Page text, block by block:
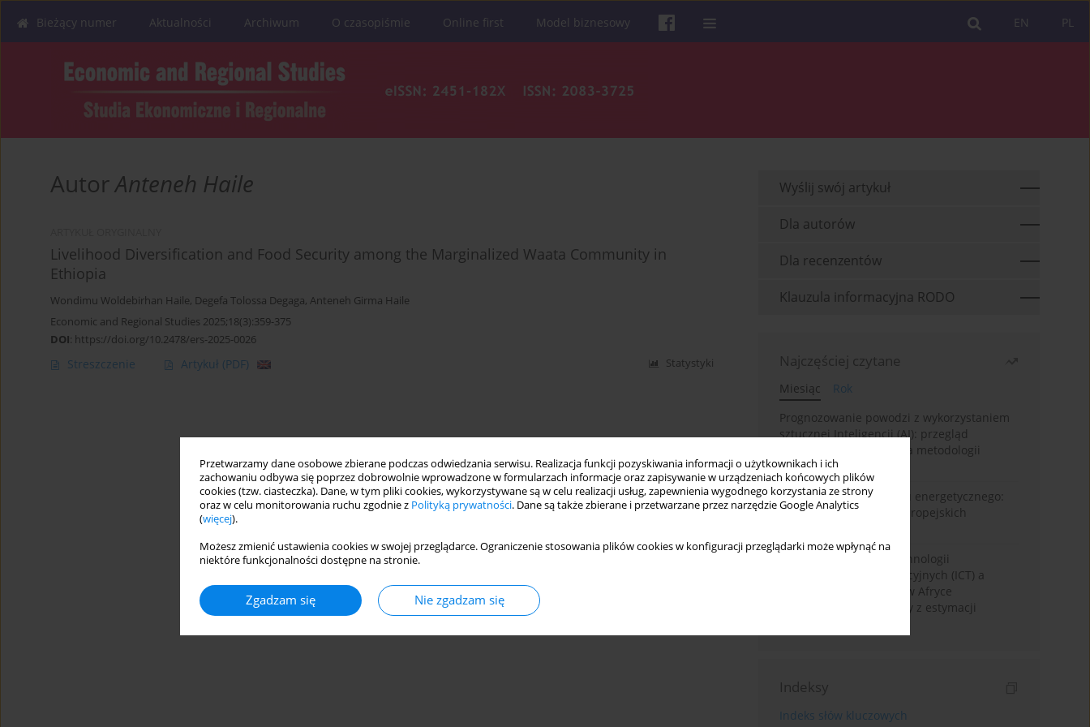
Przetwarzamy dane osobowe zbierane podczas odwiedzania serwisu. Realizacja funkcji pozyskiwania informacji o użytkownikach i ich
zachowaniu odbywa się poprzez dobrowolnie wprowadzone w formularzach informacje oraz zapisywanie w urządzeniach końcowych plików
cookies (tzw. ciasteczka). Dane, w tym pliki cookies, wykorzystywane są w celu realizacji usług, zapewnienia wygodnego korzystania ze strony
oraz w celu monitorowania ruchu zgodnie z Polityką prywatności. Dane są także zbierane i przetwarzane przez narzędzie Google Analytics
(więcej).
Możesz zmienić ustawienia cookies w swojej przeglądarce. Ograniczenie stosowania plików cookies w konfiguracji przeglądarki może wpłynąć na
niektóre funkcjonalności dostępne na stronie.
Zgadzam się Nie zgadzam się
PL
EN
Bieżący numer Aktualności Archiwum O czasopiśmie Online first Model biznesowy
AutorAnteneh Haile
Livelihood Diversification and Food Security among the Marginalized Waata Community in
Ethiopia
Wondimu Woldebirhan Haile, Degefa Tolossa Degaga, Anteneh Girma Haile
Economic and Regional Studies 2025;18(3):359-375
DOI: https://doi.org/10.2478/ers-2025-0026
Streszczenie Artykuł (PDF) Statystyki
Wyślij swój artykuł
Dla autorów
Dla recenzentów
Klauzula informacyjna RODO
Najczęściej czytane
Miesiąc
Rok
Prognozowanie powodzi z wykorzystaniem
sztucznej Inteligencji (AI): przegląd
systematyczny oparty na metodologii
Prisma
Od pandemii do kryzysu energetycznego:
dynamika ubóstwa w europejskich
Rozpowszechnienie technologii
informacyjno-komunikacyjnych (ICT) a
wzrost sektora rolnego w Afryce
Subsaharyjskiej: dowody z estymacji
Indeksy
Indeks słów kluczowych